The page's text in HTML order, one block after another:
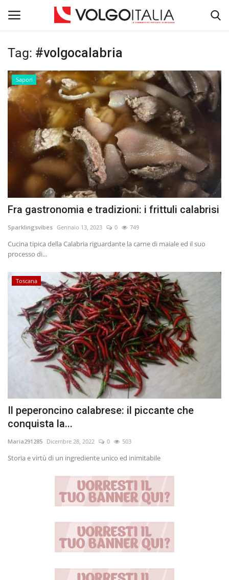
Accedi Registra
Home
La Community
Territorio
Il Fondatore
Dicono di noi
Entra nel Team
Tecnologia
Partner
Recensioni
Galleria
Shop
Tag: #volgocalabria
Sapori
Fra gastronomia e tradizioni: i frittuli calabrisi
Sparklingsvibes Gennaio 13, 2023 0 749
Cucina tipica della Calabria riguardante la carne di maiale ed il suo
processo di...
Toscana
Il peperoncino calabrese: il piccante che
conquista la...
Maria291285 Dicembre 28, 2022 0 503
Storia e virtù di un ingrediente unico ed inimitabile